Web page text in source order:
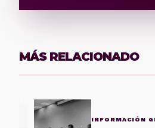
MÁS RELACIONADO
INFORMACIÓN